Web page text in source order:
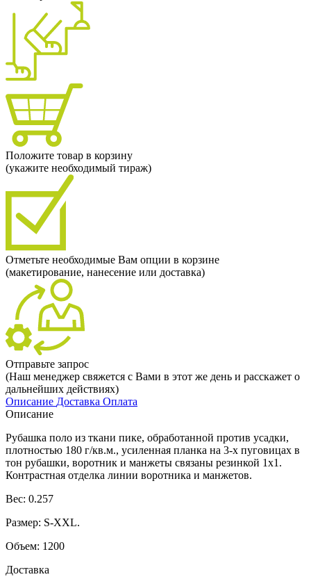
Положите товар в корзину
(укажите необходимый тираж)
Отметьте необходимые Вам опции в корзине
(макетирование, нанесение или доставка)
Отправьте запрос
(Наш менеджер свяжется с Вами в этот же день и расскажет о
дальнейших действиях)
Описание Доставка Оплата
Описание
Рубашка поло из ткани пике, обработанной против усадки,
плотностью 180 г/кв.м., усиленная планка на 3-х пуговицах в
тон рубашки, воротник и манжеты связаны резинкой 1x1.
Контрастная отделка линии воротника и манжетов.
Вес: 0.257
Размер: S-XXL.
Объем: 1200
Доставка